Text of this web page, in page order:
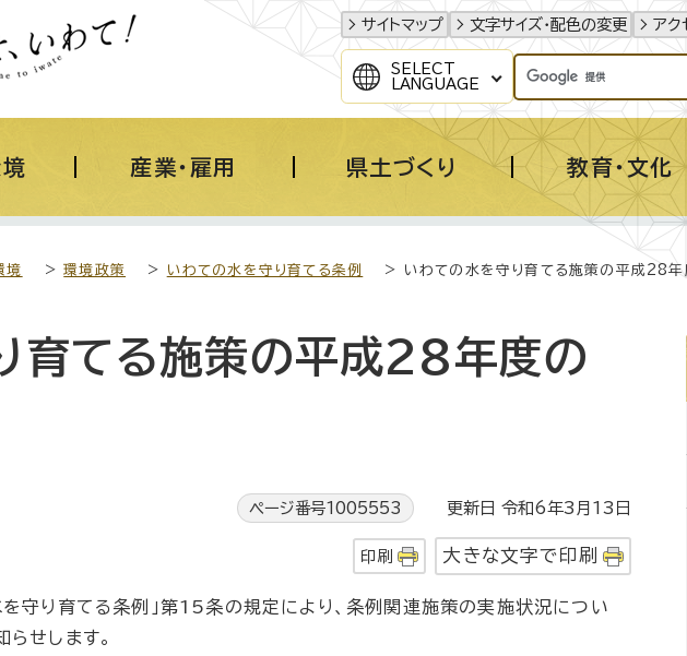
サイトマップ 文字サイズ・配色の変更 アク
SELECT
LANGUAGE
境 産業・雇用 県土づくり 教育・文化
境 >環境政策 > いわての水を守り育てる条例 > いわての水を守り育てる施策の平成28
育てる施策の平成28年度の
ページ番号1005553 更新日 令和6年3月13日
印刷 大きな文字で印刷
り育てる条例」第15条の規定により、条例関連施策の実施状況につい
せします。